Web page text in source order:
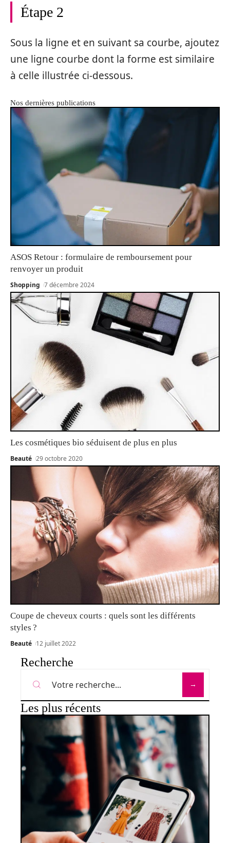
Étape 2
Sous la ligne et en suivant sa courbe, ajoutez
une ligne courbe dont la forme est similaire
à celle illustrée ci-dessous.
Nos dernières publications
ASOS Retour : formulaire de remboursement pour
renvoyer un produit
Shopping 7 décembre 2024
Les cosmétiques bio séduisent de plus en plus
Beauté 29 octobre 2020
Coupe de cheveux courts : quels sont les différents
styles ?
Beauté 12 juillet 2022
Recherche
Les plus récents